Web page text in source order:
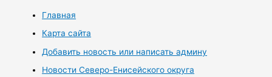
Главная
Карта сайта
Добавить новость или написать админу
Новости Северо-Енисейского округа